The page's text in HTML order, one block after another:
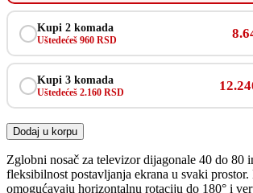
Kupi 2 komada
Uštedećeš 960 RSD
Kupi 3 komada
Uštedećeš 2.160 RSD
Dodaj u korpu
Zglobni nosač za televizor dijagonale 40 do 80
fleksibilnost postavljanja ekrana u svaki
omogućavaju horizontalnu rotaciju do 180° i